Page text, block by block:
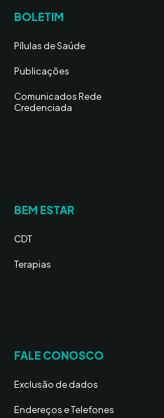
BOLETIM
Pílulas de Saúde
Publicações
Comunicados Rede
Credenciada
BEM ESTAR
CDT
Terapias
FALE CONOSCO
Exclusão de dados
Endereços e Telefones